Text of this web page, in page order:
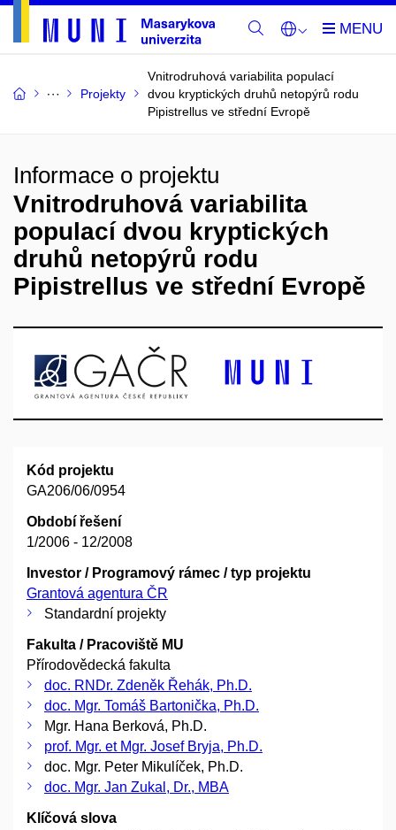
Projekty
Vnitrodruhová variabilita populací
dvou kryptických druhů netopýrů rodu
Pipistrellus ve střední Evropě
Informace o projektu
Vnitrodruhová variabilita
populací dvou kryptických
druhů netopýrů rodu
Pipistrellus ve střední Evropě
Kód projektu
GA206/06/0954
Období řešení
1/2006 - 12/2008
Investor / Programový rámec / typ projektu
Grantová agentura ČR
Standardní projekty
Fakulta / Pracoviště MU
Přírodovědecká fakulta
doc. RNDr. Zdeněk Řehák, Ph.D.
doc. Mgr. Tomáš Bartonička, Ph.D.
Mgr. Hana Berková, Ph.D.
prof. Mgr. et Mgr. Josef Bryja, Ph.D.
doc. Mgr. Peter Mikulíček, Ph.D.
doc. Mgr. Jan Zukal, Dr., MBA
Klíčová slova